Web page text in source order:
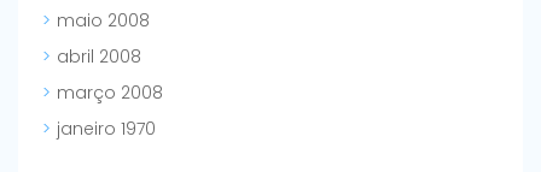
maio 2008
abril 2008
março 2008
janeiro 1970